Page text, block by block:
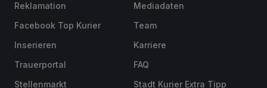
Reklamation
Facebook Top Kurier
Inserieren
Trauerportal
Stellenmarkt
Mediadaten
Team
Karriere
FAQ
Stadt Kurier Extra Tipp